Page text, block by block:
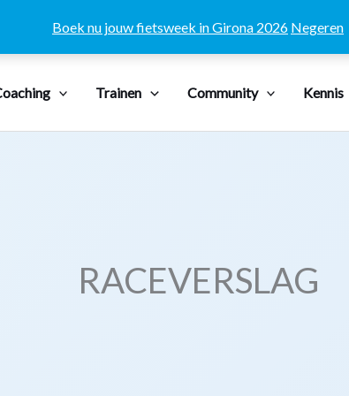
Boek nu jouw fietsweek in Girona 2026 Negeren
Trainen Community Kennis
RACEVERSLAG